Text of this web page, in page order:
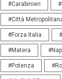
#Carabinieri
#Città
#Forza Italia
#Matera
#Potenza